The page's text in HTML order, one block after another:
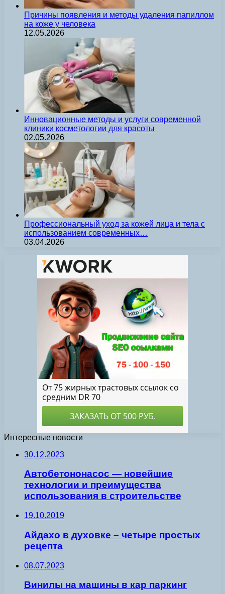
Причины появления и методы удаления папиллом
на коже у человека
12.05.2026
Инновационные методы и услуги современной
клиники косметологии для красоты
02.05.2026
Профессиональный уход за кожей лица и тела с
использованием современных…
03.04.2026
Интересные новости
30.12.2023
Автобетононасос — новейшие
технологии и преимущества
использования в строительстве
19.10.2019
Айдахо в духовке – четыре простых
рецепта
08.07.2023
Винилы на машины в кар паркинг